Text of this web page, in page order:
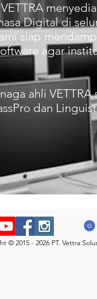
VETTRA
Digital di
siap
agar
ahli
dan
© 2015 - 2026 PT. Vettra